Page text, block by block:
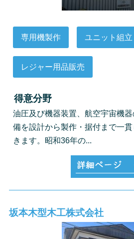
専用機製作 ユニット組立
レジャー用品販売
得意分野
油圧及び機器装置、航空宇宙機
備を設計から製作・据付まで一
きます。昭和36年の...
坂本木型木工株式会社